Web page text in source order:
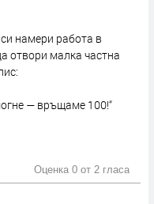
намери работа в
отвори малка частна
— връщаме 100!“
Оценка 0 от 2 гласа